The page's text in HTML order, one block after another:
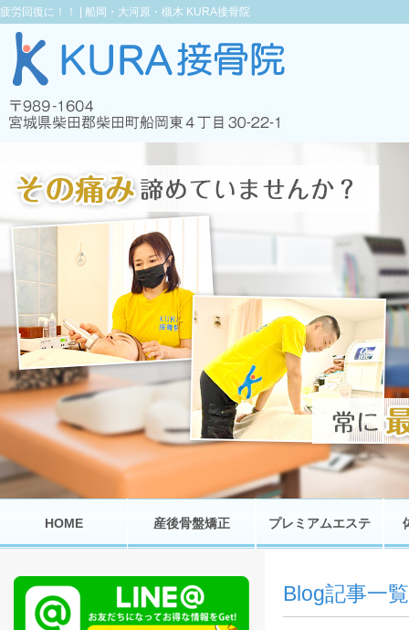
疲労回復に！！ | 船岡・大河原・槻木 KURA接骨院
HOME 産後骨盤矯正 プレミアムエステ
Blog記事一覧